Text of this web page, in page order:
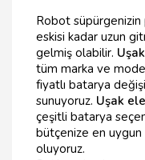
Robot süpürgenizin
eskisi kadar uzun
gelmiş olabilir.
tüm marka ve
fiyatlı batarya
sunuyoruz. Uşak
çeşitli batarya
bütçenize en uygun
oluyoruz.